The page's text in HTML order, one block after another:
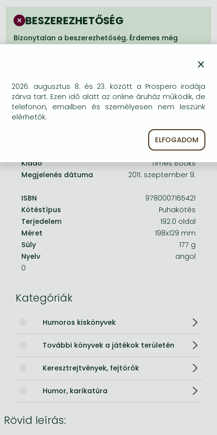
Bleach manga
One-Punch Man manga
BESZEREZHETŐSÉG
Bizonytalan a beszerezhetőség. Érdemes még
Kiadó
Times Books
Megjelenés dátuma
2011. szeptember 9.
ISBN
9780007165421
Kötéstípus
Puhakötés
Terjedelem
192.0 oldal
Méret
198x129 mm
Súly
177 g
Nyelv
angol
0
Kategóriák
Humoros kiskönyvek
További könyvek a játékok területén
Keresztrejtvények, fejtörők
Humor, karikatúra
Rövid leírás:
×
2026. augusztus 8. és 23. között a Prospero irodája
zárva tart. Ezen idő alatt az online áruház működik, de
telefonon, emailben és személyesen nem leszünk
elérhetők.
ELFOGADOM